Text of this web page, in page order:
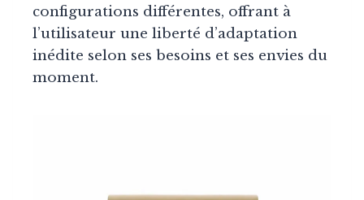
configurations différentes, offrant à
l’utilisateur une liberté d’adaptation
inédite selon ses besoins et ses envies du
moment.